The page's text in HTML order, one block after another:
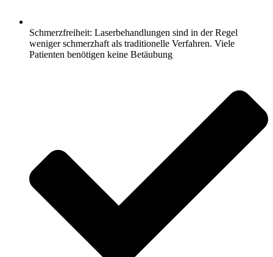
Schmerzfreiheit: Laserbehandlungen sind in der Regel
weniger schmerzhaft als traditionelle Verfahren. Viele
Patienten benötigen keine Betäubung